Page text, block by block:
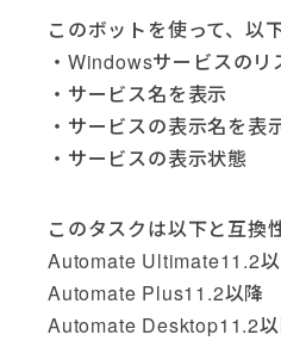
このボットを使って、以
・Windowsサービスのリ
・サービス名を表示
・サービスの表示名を表
・サービスの表示状態
このタスクは以下と互換
Automate Ultimate11.2
Automate Plus11.2以降
Automate Desktop11.2
Freshdesk (3)
FTP (10)
Gmail (1)
Go Anywhere (1)
Google (3)
Google Analytics (2)
Google Sheets (2)
HTTP (1)
HubSpot (4)
IBM i (4)